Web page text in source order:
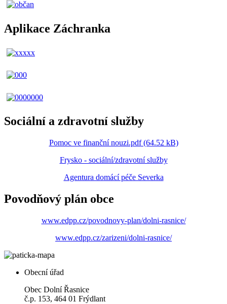
Aplikace Záchranka
Sociální a zdravotní služby
Pomoc ve finanční nouzi.pdf (64.52 kB)
Frysko - sociální/zdravotní služby
Agentura domácí péče Severka
Povodňový plán obce
www.edpp.cz/povodnovy-plan/dolni-rasnice/
www.edpp.cz/zarizeni/dolni-rasnice/
Obecní úřad
Obec Dolní Řasnice
č.p. 153, 464 01 Frýdlant